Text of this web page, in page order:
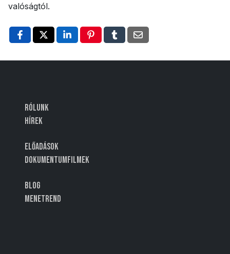
valóságtól.
Rólunk
Hírek
Előadások
Dokumentumfilmek
Blog
Menetrend